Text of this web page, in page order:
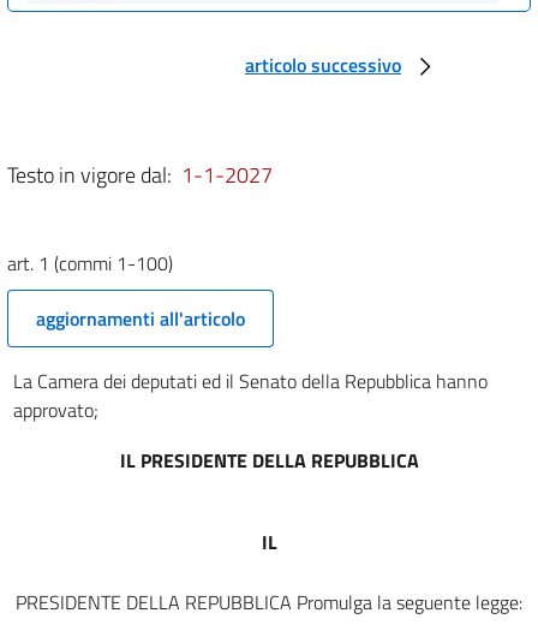
Allegato 2
Allegato 2 ter
Allegato 2 quater
Allegato 2 sexies
Prospetto
Tabella B
articolo successivo
Testo in vigore dal: 1-1-2027
art. 1 (commi 1-100)
aggiornamenti all'articolo
La Camera dei deputati ed il Senato della Repubblica hanno
approvato;
IL PRESIDENTE DELLA REPUBBLICA
IL
PRESIDENTE DELLA REPUBBLICA Promulga la seguente legge: